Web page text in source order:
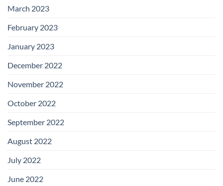
March 2023
February 2023
January 2023
December 2022
November 2022
October 2022
September 2022
August 2022
July 2022
June 2022